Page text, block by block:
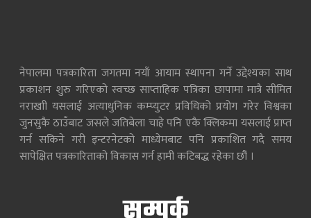
नेपालमा पत्रकारिता जगतमा नयाँ आयाम स्थापना गर्ने उद्देश्यका साथ
प्रकाशन शुरु गरिएको स्वच्छ साप्ताहिक पत्रिका छापामा मात्रै सीमित
नराखाी यसलाई अत्याधुनिक कम्प्युटर प्रविधिको प्रयोग गरेर विश्वका
जुनसुकै ठाउँबाट जसले जतिबेला चाहे पनि एकै क्लिकमा यसलाई प्राप्त
गर्न सकिने गरी इन्टरनेटको माध्येमबाट पनि प्रकाशित गदै समय
सापेक्षित पत्रकारिताको विकास गर्न हामी कटिबद्ध रहेका छौं ।